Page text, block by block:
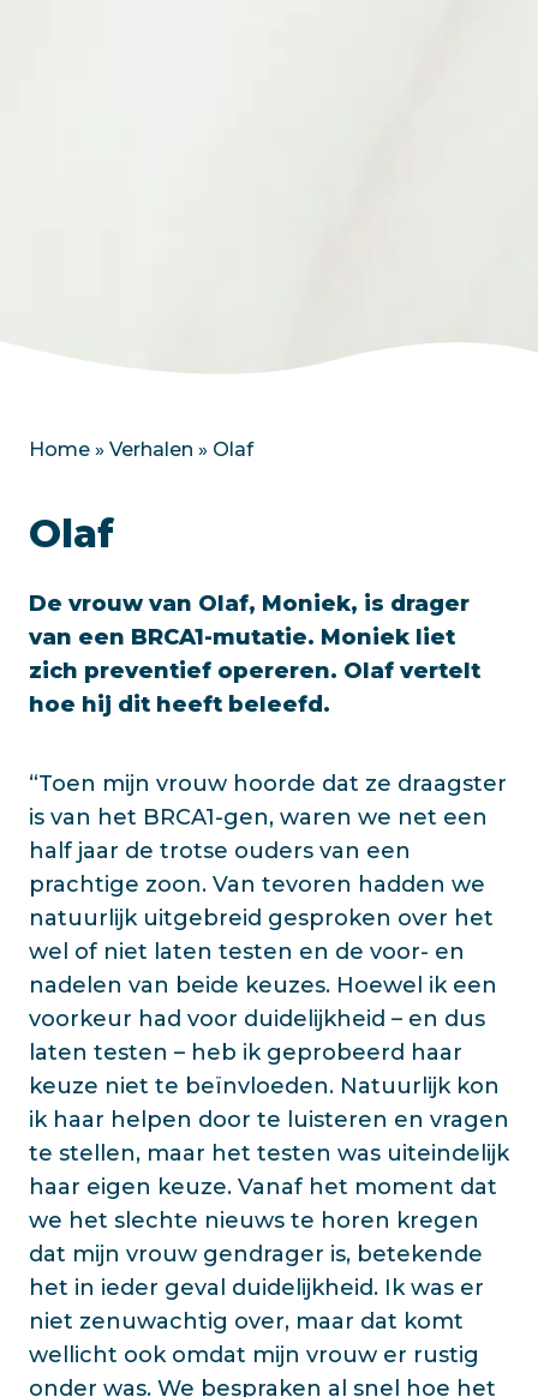
Home » Verhalen » Olaf
Olaf
De vrouw van Olaf, Moniek, is drager
van een BRCA1-mutatie. Moniek liet
zich preventief opereren. Olaf vertelt
hoe hij dit heeft beleefd.
“Toen mijn vrouw hoorde dat ze draagster
is van het BRCA1-gen, waren we net een
half jaar de trotse ouders van een
prachtige zoon. Van tevoren hadden we
natuurlijk uitgebreid gesproken over het
wel of niet laten testen en de voor- en
nadelen van beide keuzes. Hoewel ik een
voorkeur had voor duidelijkheid – en dus
laten testen – heb ik geprobeerd haar
keuze niet te beïnvloeden. Natuurlijk kon
ik haar helpen door te luisteren en vragen
te stellen, maar het testen was uiteindelijk
haar eigen keuze. Vanaf het moment dat
we het slechte nieuws te horen kregen
dat mijn vrouw gendrager is, betekende
het in ieder geval duidelijkheid. Ik was er
niet zenuwachtig over, maar dat komt
wellicht ook omdat mijn vrouw er rustig
onder was. We bespraken al snel hoe het